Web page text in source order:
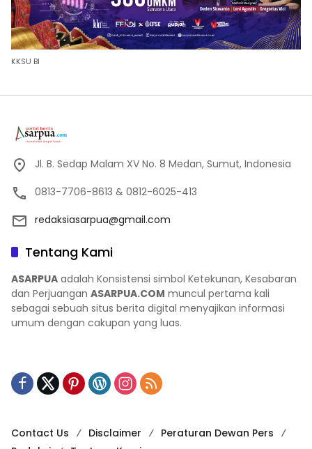
KKSU BI
Jl. B. Sedap Malam XV No. 8 Medan, Sumut, Indonesia
0813-7706-8613 & 0812-6025-413
redaksiasarpua@gmail.com
Tentang Kami
ASARPUA adalah Konsistensi simbol Ketekunan, Kesabaran
dan Perjuangan ASARPUA.COM muncul pertama kali
sebagai sebuah situs berita digital menyajikan informasi
umum dengan cakupan yang luas.
Contact Us Disclaimer
Peraturan Dewan Pers